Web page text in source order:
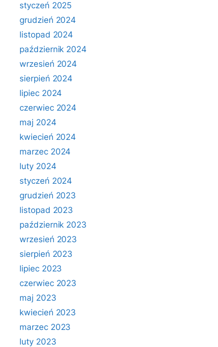
styczeń 2025
grudzień 2024
listopad 2024
październik 2024
wrzesień 2024
sierpień 2024
lipiec 2024
czerwiec 2024
maj 2024
kwiecień 2024
marzec 2024
luty 2024
styczeń 2024
grudzień 2023
listopad 2023
październik 2023
wrzesień 2023
sierpień 2023
lipiec 2023
czerwiec 2023
maj 2023
kwiecień 2023
marzec 2023
luty 2023